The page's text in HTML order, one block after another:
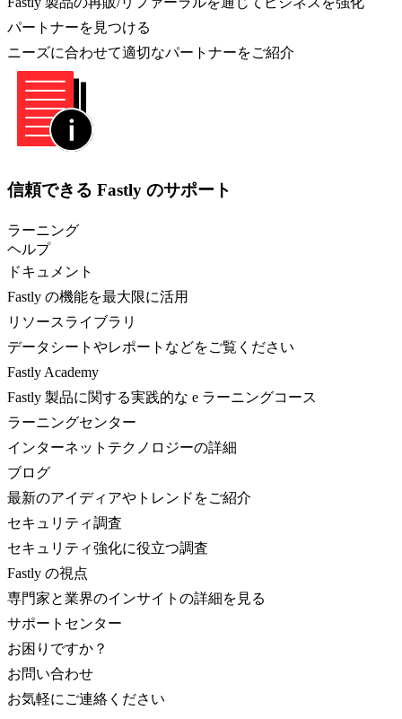
パートナーを見つける
ニーズに合わせて適切なパートナーをご紹介
信頼できる Fastly のサポート
ラーニング
ヘルプ
ドキュメント
Fastly の機能を最大限に活用
リソースライブラリ
データシートやレポートなどをご覧ください
Fastly Academy
Fastly 製品に関する実践的な e ラーニングコース
ラーニングセンター
インターネットテクノロジーの詳細
ブログ
最新のアイディアやトレンドをご紹介
セキュリティ調査
セキュリティ強化に役立つ調査
Fastly の視点
専門家と業界のインサイトの詳細を見る
サポートセンター
お困りですか？
お問い合わせ
お気軽にご連絡ください